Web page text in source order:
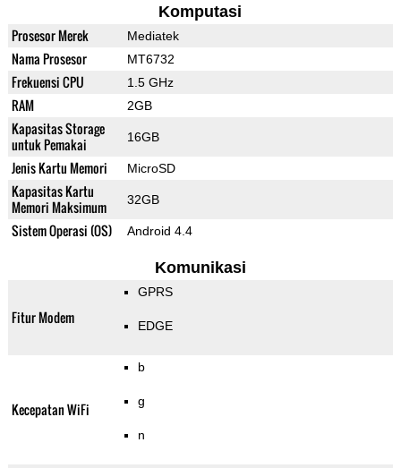
Komputasi
Prosesor Merek Mediatek
Nama Prosesor MT6732
Frekuensi CPU 1.5 GHz
RAM 2GB
Kapasitas Storage
untuk Pemakai
16GB
Jenis Kartu Memori MicroSD
Kapasitas Kartu
Memori Maksimum
32GB
Sistem Operasi (OS) Android 4.4
Komunikasi
Fitur Modem
GPRS
EDGE
Kecepatan WiFi
b
g
n